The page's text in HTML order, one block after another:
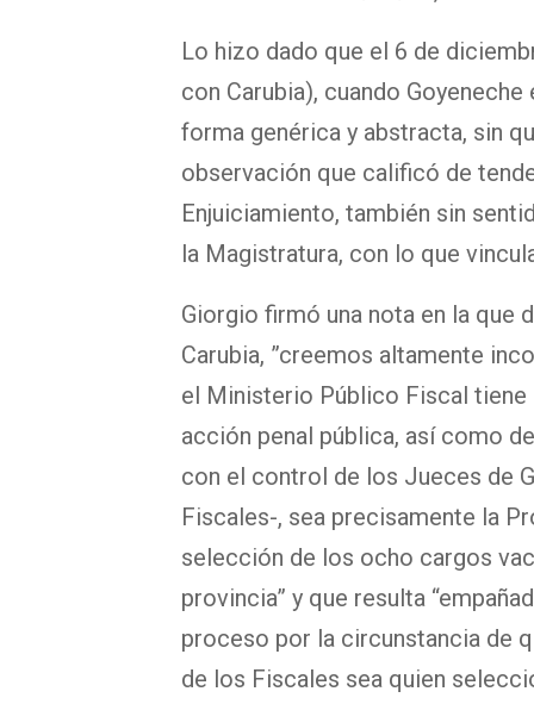
Lo hizo dado que el 6 de
con Carubia), cuando
forma genérica y abstracta, sin
observación que calificó de
Enjuiciamiento, también sin
la Magistratura, con lo que
Giorgio firmó una nota en la que
Carubia, ”creemos altamente
el Ministerio Público Fiscal
acción penal pública, así como
con el control de los Jueces de
Fiscales-, sea precisamente la
selección de los ocho cargos
provincia” y que resulta
proceso por la circunstancia de
de los Fiscales sea quien